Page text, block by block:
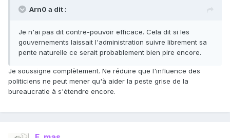
Arn0 a dit :
Je n'ai pas dit contre-pouvoir efficace. Cela dit si les
gouvernements laissait l'administration suivre librement sa
pente naturelle ce serait probablement bien pire encore.
Je soussigne complètement. Ne réduire que l'influence des
politiciens ne peut mener qu'à aider la peste grise de la
bureaucratie à s'étendre encore.